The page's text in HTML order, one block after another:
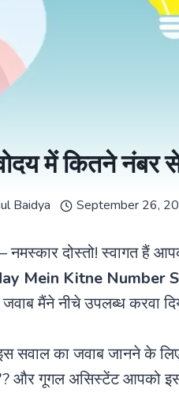
में कितने नंबर
Baidya September 26,
नमस्कार दोस्तो! स्वागत हैं
Mein Kitne Number
मैंने नीचे उपलब्ध करवा
सवाल का जवाब जानने के
? और गूगल असिस्टेंट आपको